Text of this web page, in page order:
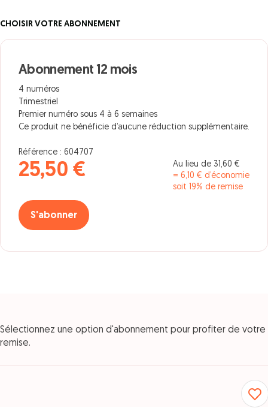
CHOISIR VOTRE ABONNEMENT
Abonnement 12 mois
4 numéros
Trimestriel
Premier numéro sous 4 à 6 semaines
Ce produit ne bénéficie d’aucune réduction supplémentaire.
Référence : 604707
25,50 €
Au lieu de 31,60 €
= 6,10 € d’économie
soit 19% de remise
S'abonner
Sélectionnez une option d'abonnement pour profiter de votre
remise.